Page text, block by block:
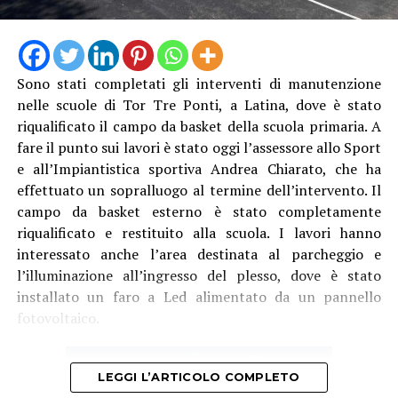
persone che hanno raggiunto e frequentato la città nel
periodo preso in esame.
A questo si aggiungono le informazioni raccolte
dall’Amministrazione comunale attraverso il confronto
con gli operatori del settore. Albergatori e gestori delle
strutture ricettive descrivono una stagione
sostanzialmente in linea con quella del 2025, mentre in
alcuni casi viene segnalata una crescita delle presenze.
Una situazione di tenuta che riguarda anche le attività
della ristorazione e i locali. Alberghi e bed & breakfast
continuano a registrare una buona occupazione e
ristoranti e bar riferiscono di una domanda sostenuta.
In diversi casi le prenotazioni vengono effettuate con
«I dati che stiamo raccogliendo ci restituiscono un
Sono stati completati gli interventi di manutenzione
nelle scuole di Tor Tre Ponti, a Latina, dove è stato
riqualificato il campo da basket della scuola primaria. A
fare il punto sui lavori è stato oggi l’assessore allo Sport
e all’Impiantistica sportiva Andrea Chiarato, che ha
effettuato un sopralluogo al termine dell’intervento. Il
campo da basket esterno è stato completamente
riqualificato e restituito alla scuola. I lavori hanno
interessato anche l’area destinata al parcheggio e
l’illuminazione all’ingresso del plesso, dove è stato
installato un faro a Led alimentato da un pannello
fotovoltaico.
LEGGI L’ARTICOLO COMPLETO